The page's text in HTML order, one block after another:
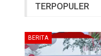
TERPOPULER
BERITA